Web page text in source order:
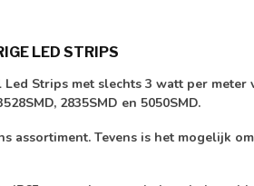
LED STRIPS
Strips met slechts 3 watt per
2835SMD en 5050SMD.
Tevens is het mogelijk